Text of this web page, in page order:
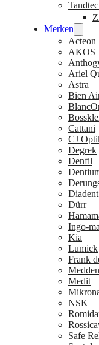
Merken
Acteon
AKOS
Ariel
Astra
Bien
Cattani
CJ
Degrek
Denfil
Diadent
Dürr
Ingo-
Kia
Lumick
Frank
Medit
NSK
Safe